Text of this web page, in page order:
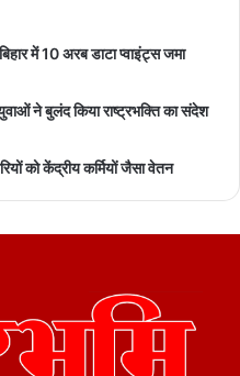
में 10 अरब डाटा प्वाइंट्स जमा
ने बुलंद किया राष्ट्रभक्ति का संदेश
को केंद्रीय कर्मियों जैसा वेतन